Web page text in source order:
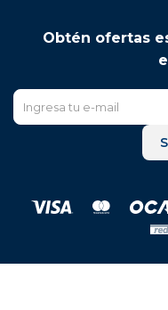
Obtén ofertas